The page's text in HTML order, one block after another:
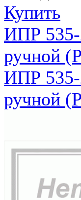
Купить
ИПР
ручной
ИПР
ручной